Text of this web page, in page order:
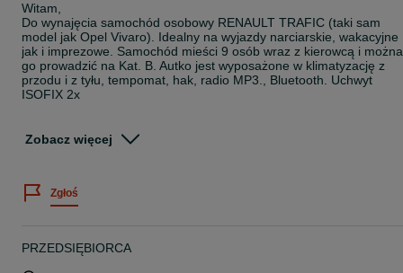
Witam,
Do wynajęcia samochód osobowy RENAULT TRAFIC (taki sam
model jak Opel Vivaro). Idealny na wyjazdy narciarskie, wakacyjne
jak i imprezowe. Samochód mieści 9 osób wraz z kierowcą i można
go prowadzić na Kat. B. Autko jest wyposażone w klimatyzację z
przodu i z tyłu, tempomat, hak, radio MP3., Bluetooth. Uchwyt
ISOFIX 2x
(tzw. trumny) lub bagażnika na rowery.
Busy Blaszaki Maxi Ładowność 1550kg
Busy Blaszaki "Małe" Ładowność 1100kg
Wystawiamy faktury
Zobacz więcej
Zgłoś
PRZEDSIĘBIORCA